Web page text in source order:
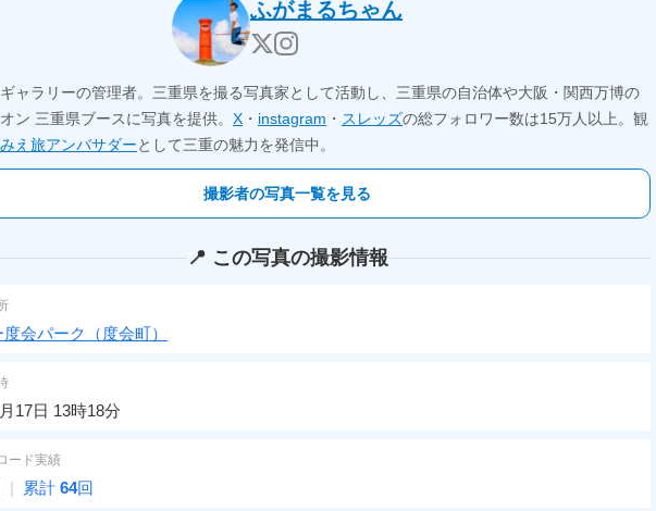
ふがまるちゃん
ャラリーの管理者。三重県を撮る写真家として活動し、三重県の自治体や大阪・関西万博の
ン 三重県ブースに写真を提供。 X ・ instagram ・ スレッズの総フォロワー数は15万人以上。観
みえ旅アンバサダーとして三重の魅力を発信中。
撮影者の写真一覧を見る
📍 この写真の撮影情報
会パーク（度会町）
17日 13時18分
ード実績
| 累計 64回